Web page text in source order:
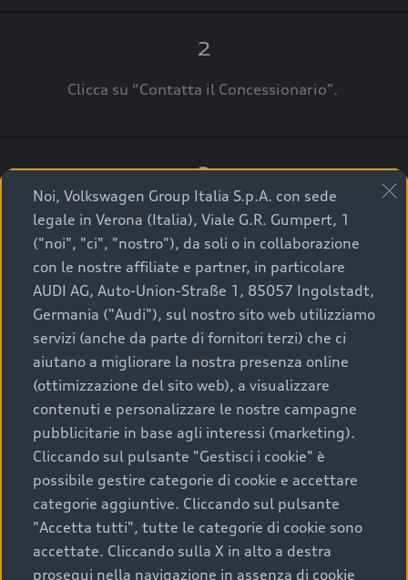
2
Clicca su “Contatta il Concessionario".
3
A breve verrai ricontattato dal Customer Care
Audi Center o direttamente dal Concessionario
che ti supporterà per finalizzare la tua richiesta.
La qualità di acquistare
un’auto usata Audi
Scegliere un’auto usata è una decisione che coniuga
convenienza, affidabilità e sostenibilità. Per fare un
acquisto sicuro, è essenziale considerare aspetti
determinanti come la garanzia inclusa e l’affidabilità del
marchio. Audi offre l’auto usata perfetta tramite Audi
Prima Scelta :plus
Noi, Volkswagen Group Italia S.p.A. con sede
legale in Verona (Italia), Viale G.R. Gumpert, 1
("noi", "ci", "nostro"), da soli o in collaborazione
con le nostre affiliate e partner, in particolare
AUDI AG, Auto-Union-Straße 1, 85057 Ingolstadt,
Germania ("Audi"), sul nostro sito web utilizziamo
servizi (anche da parte di fornitori terzi) che ci
aiutano a migliorare la nostra presenza online
(ottimizzazione del sito web), a visualizzare
contenuti e personalizzare le nostre campagne
pubblicitarie in base agli interessi (marketing).
Cliccando sul pulsante "Gestisci i cookie" è
possibile gestire categorie di cookie e accettare
categorie aggiuntive. Cliccando sul pulsante
"Accetta tutti", tutte le categorie di cookie sono
accettate. Cliccando sulla X in alto a destra
prosegui nella navigazione in assenza di cookie